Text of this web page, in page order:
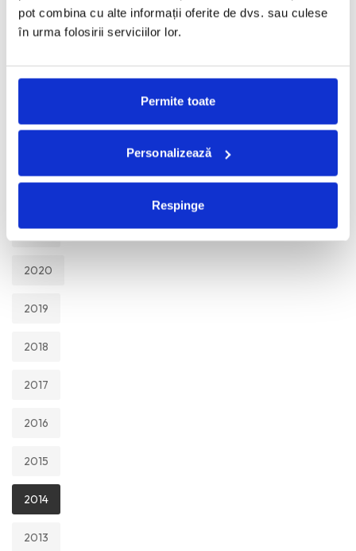
pot combina cu alte informații oferite de dvs. sau culese
în urma folosirii serviciilor lor.
Permite toate
Personalizează
Respinge
2026
2025
2021
2020
2019
2018
2017
2016
2015
2014
2013